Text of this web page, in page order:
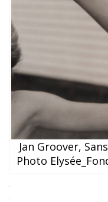
Jan Groover,
Photo